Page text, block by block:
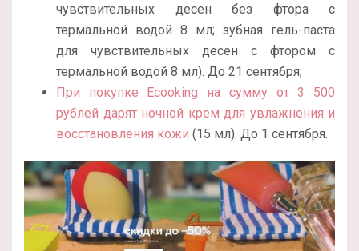
чувствительных десен без фтора с
термальной водой 8 мл; зубная гель-паста
для чувствительных десен с фтором с
термальной водой 8 мл). До 21 сентября;
При покупке Ecooking на сумму от 3 500
рублей дарят ночной крем для увлажнения и
восстановления кожи (15 мл). До 1 сентября.